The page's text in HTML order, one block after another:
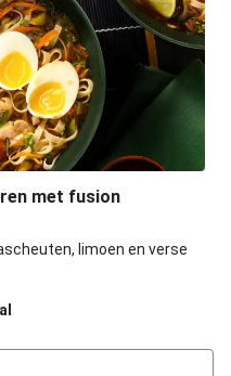
met fusion
limoen en verse